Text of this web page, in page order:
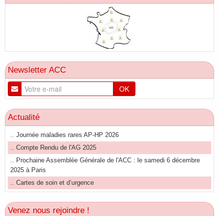
Newsletter ACC
OK
Actualité
.. Journée maladies rares AP-HP 2026
.. Compte Rendu de l'AG 2025
.. Prochaine Assemblée Générale de l'ACC : le samedi 6 décembre
2025 à Paris
.. Cartes de soin et d’urgence
Venez nous rejoindre !